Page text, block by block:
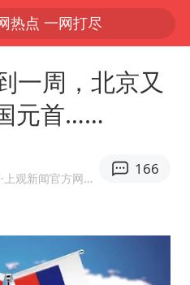
热点 一网打尽
一周，北京又
元首……
·上观新闻官方网易号
166